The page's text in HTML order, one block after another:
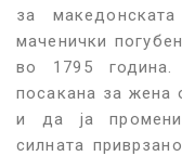
за
маченички
во 1795 година.
посакана за жена
и да ја промени
силната